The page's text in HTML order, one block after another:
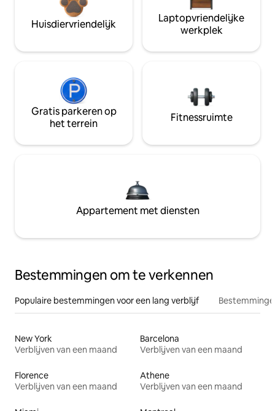
Huisdiervriendelijk
Laptopvriendelijke
werkplek
Gratis parkeren op
het terrein
Fitnessruimte
Appartement met diensten
Bestemmingen om te verkennen
Populaire bestemmingen voor een lang verblijf
New York
Verblijven van een maand
Barcelona
Verblijven van een maand
Florence
Verblijven van een maand
Athene
Verblijven van een maand